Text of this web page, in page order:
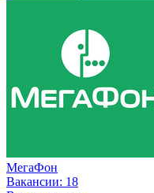
МегаФон
Вакансии: 18